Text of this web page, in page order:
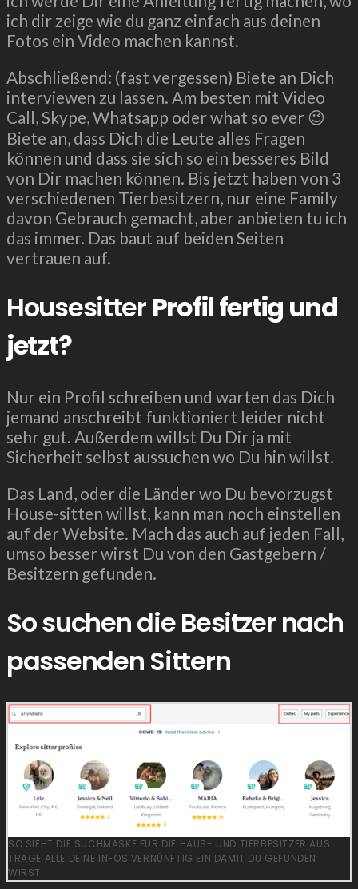
ich dir zeige wie du ganz einfach aus deinen
Fotos ein Video machen kannst.
Abschließend: (fast vergessen) Biete an Dich
interviewen zu lassen. Am besten mit Video
Call, Skype, Whatsapp oder what so ever 😉
Biete an, dass Dich die Leute alles Fragen
können und dass sie sich so ein besseres Bild
von Dir machen können. Bis jetzt haben von 3
verschiedenen Tierbesitzern, nur eine Family
davon Gebrauch gemacht, aber anbieten tu ich
das immer. Das baut auf beiden Seiten
vertrauen auf.
Housesitter Profil fertig und
jetzt?
Nur ein Profil schreiben und warten das Dich
jemand anschreibt funktioniert leider nicht
sehr gut. Außerdem willst Du Dir ja mit
Sicherheit selbst aussuchen wo Du hin willst.
Das Land, oder die Länder wo Du bevorzugst
House-sitten willst, kann man noch einstellen
auf der Website. Mach das auch auf jeden Fall,
umso besser wirst Du von den Gastgebern /
Besitzern gefunden.
So suchen die Besitzer nach
passenden Sittern
SO SIEHT DIE SUCHMASKE FÜR DIE HAUS- UND TIERBESITZER AUS.
TRAGE ALLE DEINE INFOS VERNÜNFTIG EIN DAMIT DU GEFUNDEN
WIRST.